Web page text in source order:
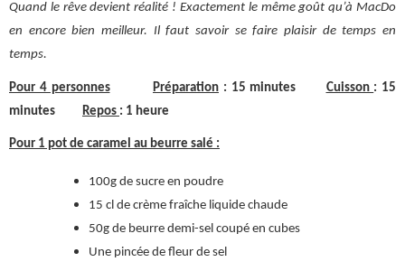
Quand le rêve devient réalité ! Exactement le même goût qu’à MacDo
en encore bien meilleur. Il faut savoir se faire plaisir de temps en
temps.
Pour 4 personnes Préparation : 15 minutes Cuisson : 15
minutes
Repos : 1 heure
Pour 1 pot de caramel au beurre salé :
100g de sucre en poudre
15 cl de crème fraîche liquide chaude
50g de beurre demi-sel coupé en cubes
Une pincée de fleur de sel